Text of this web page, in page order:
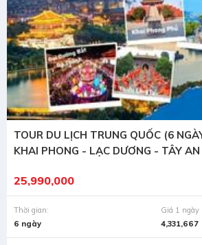
TOUR DU LỊCH TRUNG QUỐC (6
KHAI PHONG - LẠC DƯƠNG - TÂY AN
25,990,000
Thời gian:
6 ngày
Giá 1 ngày
4,331,667